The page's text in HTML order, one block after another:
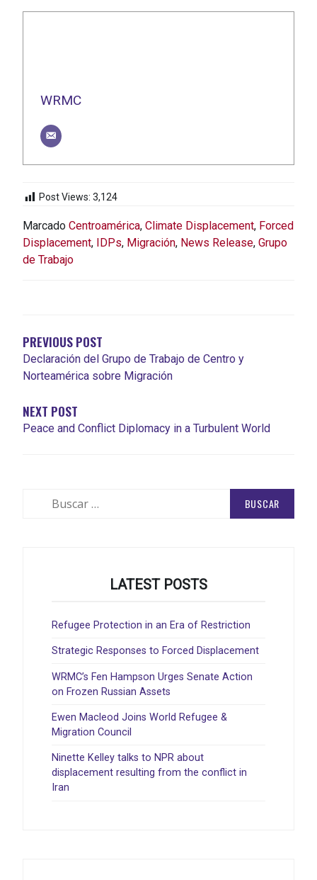
WRMC
Post Views: 3,124
Marcado Centroamérica, Climate Displacement, Forced
Displacement, IDPs, Migración, News Release, Grupo
de Trabajo
ENTRADAS
PREVIOUS POST
Declaración del Grupo de Trabajo de Centro y
Norteamérica sobre Migración
NEXT POST
Peace and Conflict Diplomacy in a Turbulent World
LATEST POSTS
Refugee Protection in an Era of Restriction
Strategic Responses to Forced Displacement
WRMC’s Fen Hampson Urges Senate Action
on Frozen Russian Assets
Ewen Macleod Joins World Refugee &
Migration Council
Ninette Kelley talks to NPR about
displacement resulting from the conflict in
Iran